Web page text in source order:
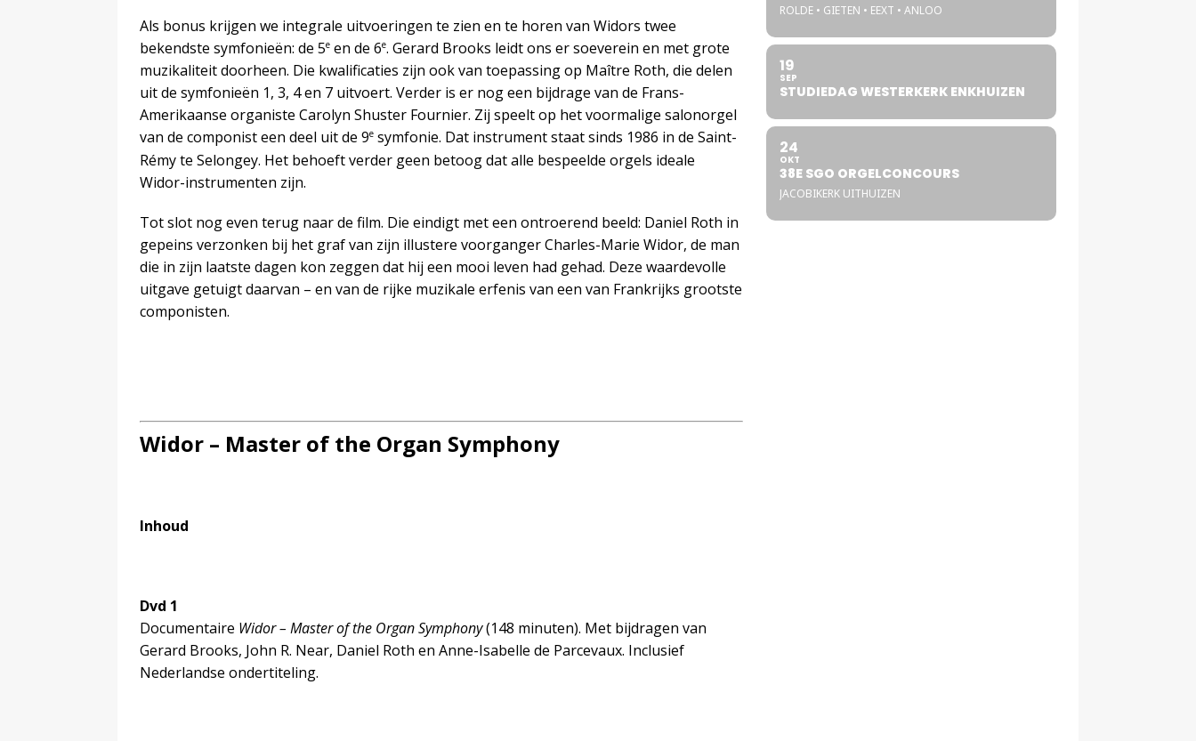
Als bonus krijgen we integrale uitvoeringen te zien en te horen van Widors twee
bekendste symfonieën: de 5e en de 6e. Gerard Brooks leidt ons er soeverein en met grote
muzikaliteit doorheen. Die kwalificaties zijn ook van toepassing op Maître Roth, die delen
uit de symfonieën 1, 3, 4 en 7 uitvoert. Verder is er nog een bijdrage van de Frans-
Amerikaanse organiste Carolyn Shuster Fournier. Zij speelt op het voormalige salonorgel
van de componist een deel uit de 9e symfonie. Dat instrument staat sinds 1986 in de Saint-
Rémy te Selongey. Het behoeft verder geen betoog dat alle bespeelde orgels ideale
Widor-instrumenten zijn.
Tot slot nog even terug naar de film. Die eindigt met een ontroerend beeld: Daniel Roth in
gepeins verzonken bij het graf van zijn illustere voorganger Charles-Marie Widor, de man
die in zijn laatste dagen kon zeggen dat hij een mooi leven had gehad. Deze waardevolle
uitgave getuigt daarvan – en van de rijke muzikale erfenis van een van Frankrijks grootste
componisten.
Widor – Master of the Organ Symphony
Inhoud
Dvd 1
Documentaire Widor – Master of the Organ Symphony(148 minuten). Met bijdragen van
Gerard Brooks, John R. Near, Daniel Roth en Anne-Isabelle de Parcevaux. Inclusief
Nederlandse ondertiteling.
ROLDE • GIETEN • EEXT • ANLOO
19
SEP
STUDIEDAG WESTERKERK ENKHUIZEN
24
OKT
38E SGO ORGELCONCOURS
JACOBIKERK UITHUIZEN